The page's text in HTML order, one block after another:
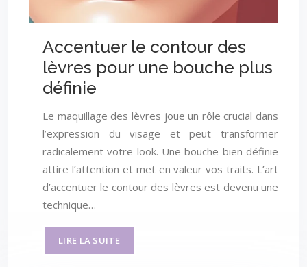
Accentuer le contour des
lèvres pour une bouche plus
définie
Le maquillage des lèvres joue un rôle crucial dans
l’expression du visage et peut transformer
radicalement votre look. Une bouche bien définie
attire l’attention et met en valeur vos traits. L’art
d’accentuer le contour des lèvres est devenu une
technique…
LIRE LA SUITE